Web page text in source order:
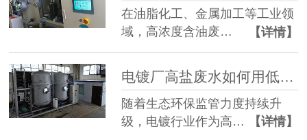
在油脂化工、金属加工等工业领
域，高浓度含油废…
【详情】
电镀厂高盐废水如何用低温蒸发器实现零排放？完整工艺解析
随着生态环保监管力度持续升
级，电镀行业作为高…
【详情】